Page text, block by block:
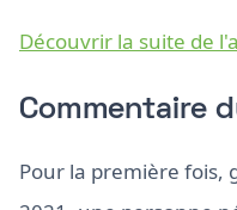
Découvrir la suite de
Commentaire
Pour la première fois,